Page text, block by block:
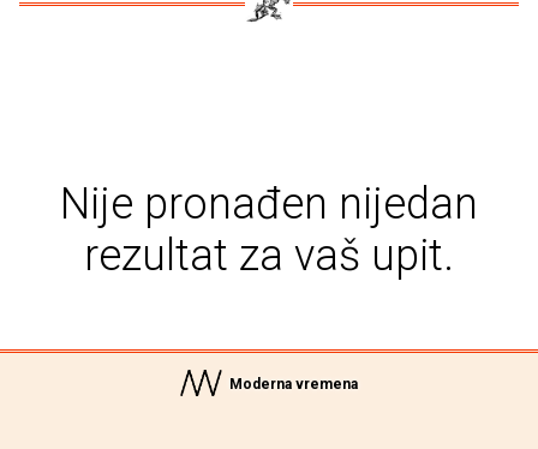
Nije pronađen nijedan
rezultat za vaš upit.
Moderna vremena